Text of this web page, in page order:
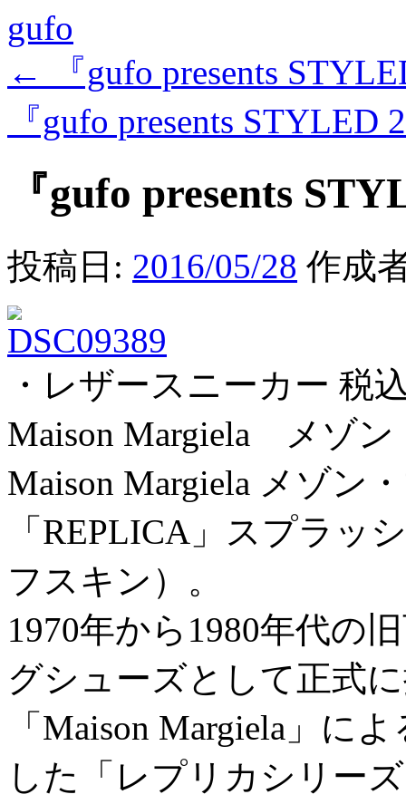
gufo
←
『gufo presents
『gufo presents STYLED
『gufo presents
投稿日: 2016/05/28 作成
・レザースニーカー 税
Maison Margiela メゾン
Maison Margiela メゾン
「REPLICA」スプラッ
フスキン）。
1970年から1980年代の
グシューズとして正式
「Maison Margiela」に
した「レプリカシリー